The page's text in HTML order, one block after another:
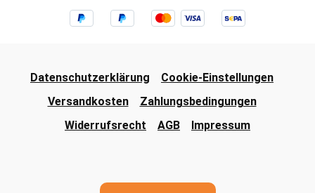
Datenschutzerklärung
Cookie-Einstellungen
Versandkosten
Zahlungsbedingungen
Widerrufsrecht
AGB Impressum